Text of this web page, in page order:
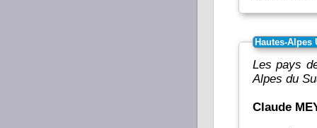
Hautes-Alpes
Les pays
Alpes du
Claude